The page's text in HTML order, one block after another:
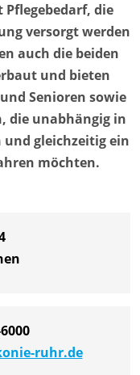
die
versorgt werden
auch die beiden
und bieten
Senioren sowie
die unabhängig in
und gleichzeitig ein
möchten.
ruhr.de